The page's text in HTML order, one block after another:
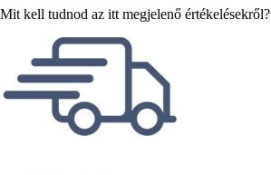
Mit kell tudnod az itt megjelenő értékelésekről?